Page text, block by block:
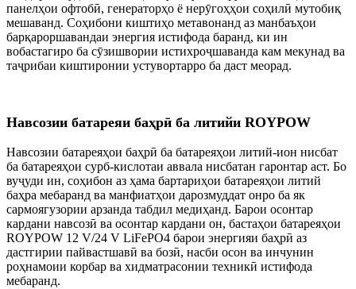
панелҳои офтобӣ, генераторҳо ё нерӯгоҳҳои соҳилӣ мутобиқ
мешаванд. Соҳибони киштиҳо метавонанд аз манбаъҳои
барқароршавандаи энергия истифода баранд, ки ин
вобастагиро ба сӯзишвории истихроҷшаванда кам мекунад ва
таҷрибаи киштиронии устувортарро ба даст меорад.
Навсозии батареяи баҳрӣ ба литийи ROYPOW
Навсозии батареяҳои баҳрӣ ба батареяҳои литий-ион нисбат
ба батареяҳои сурб-кислотаи аввала нисбатан гаронтар аст. Бо
вуҷуди ин, соҳибон аз ҳама бартариҳои батареяҳои литий
баҳра мебаранд ва манфиатҳои дарозмуддат онро ба як
сармоягузории арзанда табдил медиҳанд. Барои осонтар
кардани навсозӣ ва осонтар кардани он, бастаҳои батареяҳои
ROYPOW 12 V/24 V LiFePO4 барои энергияи баҳрӣ аз
дастгирии пайвастшавӣ ва бозӣ, насби осон ва инчунин
роҳнамоии корбар ва хидматрасонии техникӣ истифода
мебаранд.